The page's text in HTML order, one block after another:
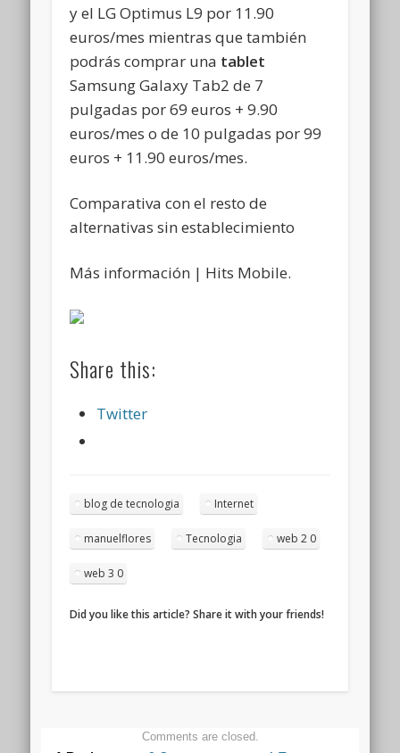
y el LG Optimus L9 por 11.90
euros/mes mientras que también
podrás comprar una tablet
Samsung Galaxy Tab2 de 7
pulgadas por 69 euros + 9.90
euros/mes o de 10 pulgadas por 99
euros + 11.90 euros/mes.
Comparativa con el resto de
alternativas sin establecimiento
Más información | Hits Mobile.
Share this:
Twitter
blog de tecnologia Internet
manuelflores Tecnologia web 2 0
web 3 0
Did you like this article? Share it with your friends!
Comments are closed.